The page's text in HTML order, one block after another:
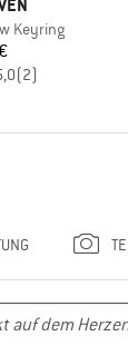
Keyring
(2)